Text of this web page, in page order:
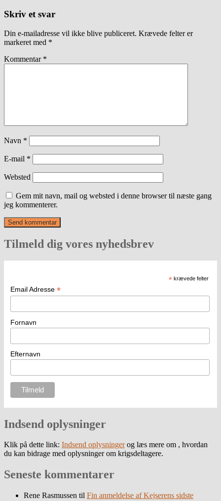
Skriv et svar
Din e-mailadresse vil ikke blive publiceret. Krævede felter er
markeret med *
Kommentar *
Navn *
E-mail *
Websted
Gem mit navn, mail og websted i denne browser til næste gang
jeg kommenterer.
Tilmeld dig vores nyhedsbrev
* krævede felter
Email Adresse *
Fornavn
Efternavn
Indsend oplysninger
Klik på dette link: Indsend oplysningerog læs mere om , hvordan
du kan bidrage med oplysninger om krigsdeltagere.
Seneste kommentarer
Rene Rasmussen til Fin anmeldelse af Kejserens sidste